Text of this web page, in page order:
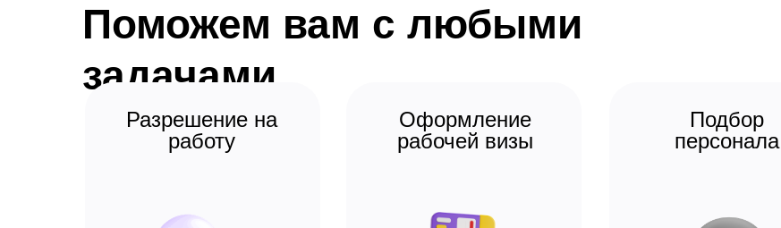
Поможем вам с любыми
задачами
Разрешение на
работу
Оформление
рабочей визы
Подбор
персонала